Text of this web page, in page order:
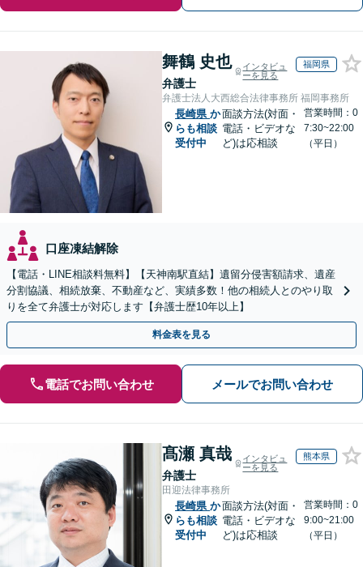
舞鶴 史也
弁護士
インタビュ
ーを見る
福岡県
弁護士法人大西総合法律事務所 福岡事務所
長崎県 か
らも相談
受付中
面談方法(対面・
電話・ビデオな
ど)は応相談
営業時間：0
7:30~22:00
（平日）
口座凍結解除
【電話・LINE相談料無料】【天神南駅直結】遺留分侵害額請求、遺産
分割協議、相続放棄、不動産など、実績多数！他の相続人とのやり取
りを全て弁護士が対応します【弁護士歴10年以上】
料金表を見る
電話でお問い合わせ メールでお問い合わせ
髙瀬 真哉
弁護士
インタビュ
ーを見る
熊本県
田迎法律事務所
長崎県 か
らも相談
受付中
面談方法(対面・
電話・ビデオな
ど)は応相談
営業時間：0
9:00~21:00
（平日）